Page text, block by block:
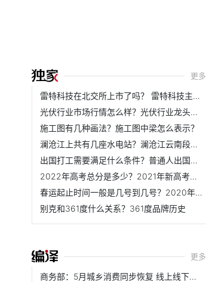
更多
雷特科技在北交所上市了吗？ 雷特科技主营业务是什么？
光伏行业市场行情怎么样？光伏行业龙头公司下半年表现如何？
施工图有几种画法？施工图中梁怎么表示？
澜沧江上共有几座水电站？澜沧江云南段水电站介绍
出国打工需要满足什么条件？普通人出国打工需要办理哪些手续？
2022年高考总分是多少？2021年新高考满分是多少？
春运起止时间一般是几号到几号？2020年春运起止时间表
别克和361度什么关系？361度品牌历史
更多
商务部：5月城乡消费同步恢复 线上线下消费较快增长_焦点报道